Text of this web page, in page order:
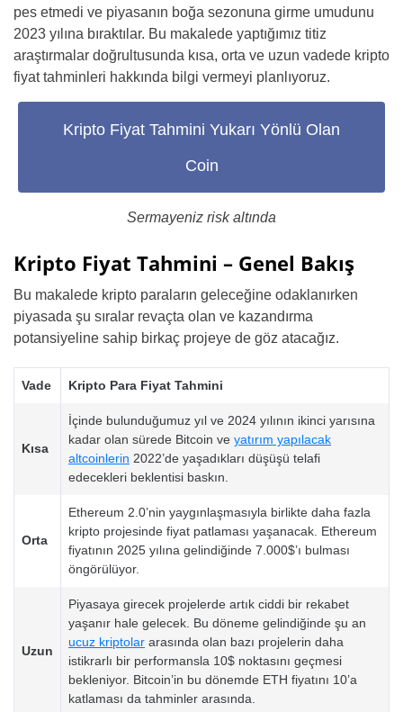
pes etmedi ve piyasanın boğa sezonuna girme umudunu
2023 yılına bıraktılar. Bu makalede yaptığımız titiz
araştırmalar doğrultusunda kısa, orta ve uzun vadede kripto
fiyat tahminleri hakkında bilgi vermeyi planlıyoruz.
Kripto Fiyat Tahmini Yukarı Yönlü Olan
Coin
Sermayeniz risk altında
Kripto Fiyat Tahmini – Genel Bakış
Bu makalede kripto paraların geleceğine odaklanırken
piyasada şu sıralar revaçta olan ve kazandırma
potansiyeline sahip birkaç projeye de göz atacağız.
Vade Kripto Para Fiyat Tahmini
Kısa
İçinde bulunduğumuz yıl ve 2024 yılının ikinci yarısına
kadar olan sürede Bitcoin ve yatırım yapılacak
altcoinlerin 2022’de yaşadıkları düşüşü telafi
edecekleri beklentisi baskın.
Orta
Ethereum 2.0’nin yaygınlaşmasıyla birlikte daha fazla
kripto projesinde fiyat patlaması yaşanacak. Ethereum
fiyatının 2025 yılına gelindiğinde 7.000$’ı bulması
öngörülüyor.
Uzun
Piyasaya girecek projelerde artık ciddi bir rekabet
yaşanır hale gelecek. Bu döneme gelindiğinde şu an
ucuz kriptolar arasında olan bazı projelerin daha
istikrarlı bir performansla 10$ noktasını geçmesi
bekleniyor. Bitcoin’in bu dönemde ETH fiyatını 10’a
katlaması da tahminler arasında.